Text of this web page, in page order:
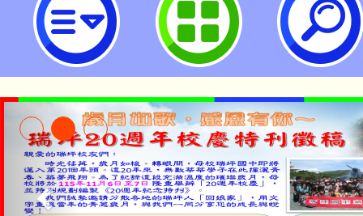
研習-數位內容及教學軟體線上課
桃園市立瑞坪國民中學